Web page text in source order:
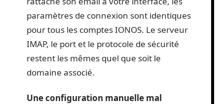
paramètres de connexion sont identiques
pour tous les comptes IONOS. Le serveur
IMAP, le port et le protocole de sécurité
restent les mêmes quel que soit le
domaine associé.
Une configuration manuelle mal